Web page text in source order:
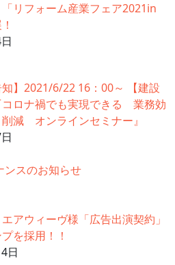
「リフォーム産業フェア2021in
知】2021/6/22 16：00～ 【建設
コロナ禍でも実現できる 業務効
減 オンラインセミナー』
ンスのお知らせ
エアウィーヴ様「広告出演契約」
を採用！！
日